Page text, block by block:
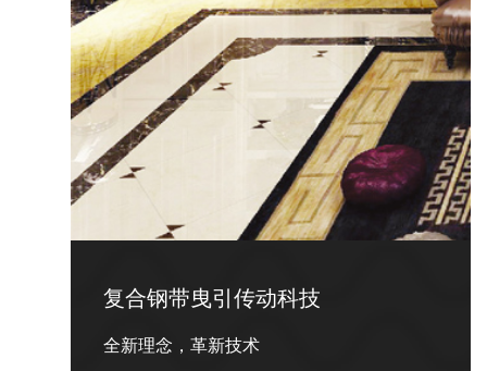
复合钢带曳引传动科技
全新理念，革新技术